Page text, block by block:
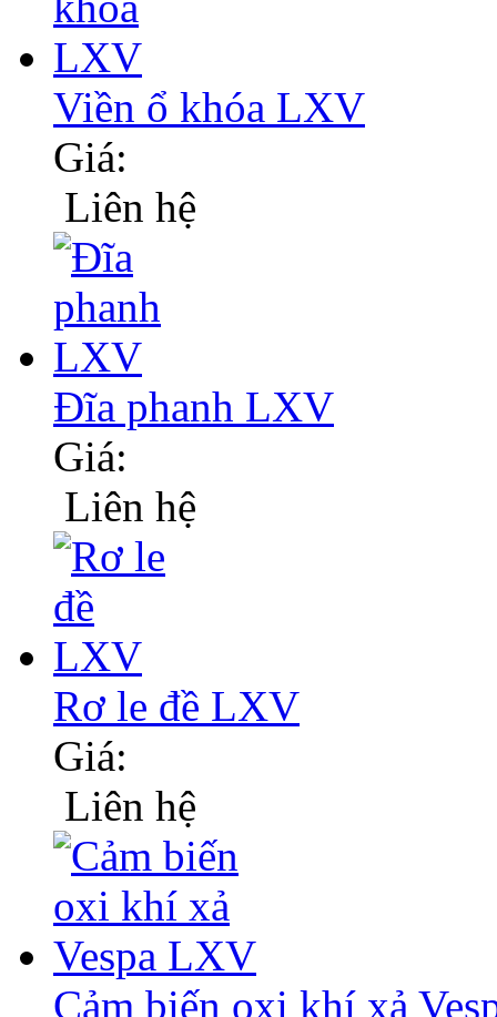
Viền ổ khóa LXV
Giá:
Liên hệ
Đĩa phanh LXV
Giá:
Liên hệ
Rơ le đề LXV
Giá:
Liên hệ
Cảm biến oxi khí xả